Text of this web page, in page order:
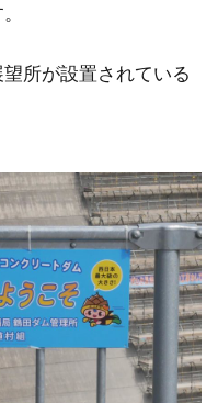
所が設置されている